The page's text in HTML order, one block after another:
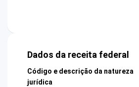
Dados da receita federal
Código e descrição da natureza
jurídica